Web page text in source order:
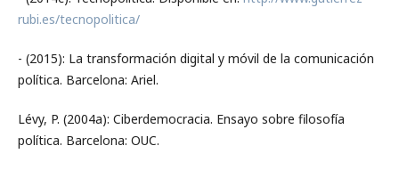
rubi.es/tecnopolitica/
- (2015): La transformación digital y móvil de la comunicación
política. Barcelona: Ariel.
Lévy, P. (2004a): Ciberdemocracia. Ensayo sobre filosofía
política. Barcelona: OUC.